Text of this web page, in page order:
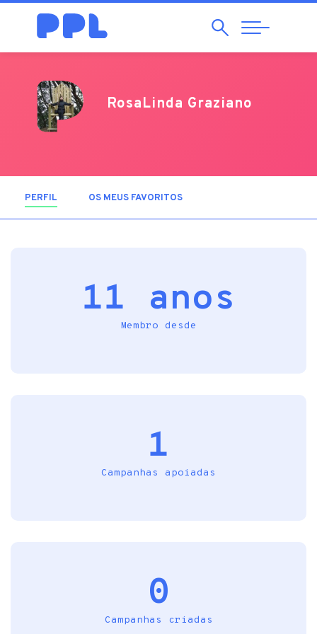
Pesquisar
Abrir
Navegação
RosaLinda Graziano
PERFIL (SEPARADOR ATIVO)
OS MEUS FAVORITOS
11 anos
Membro desde
1
Campanhas apoiadas
0
Campanhas criadas